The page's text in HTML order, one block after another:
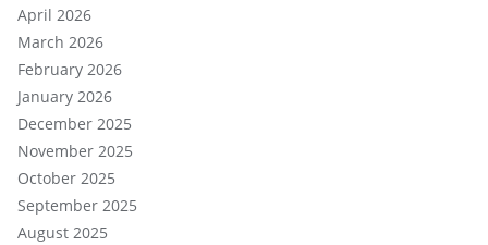
April 2026
March 2026
February 2026
January 2026
December 2025
November 2025
October 2025
September 2025
August 2025